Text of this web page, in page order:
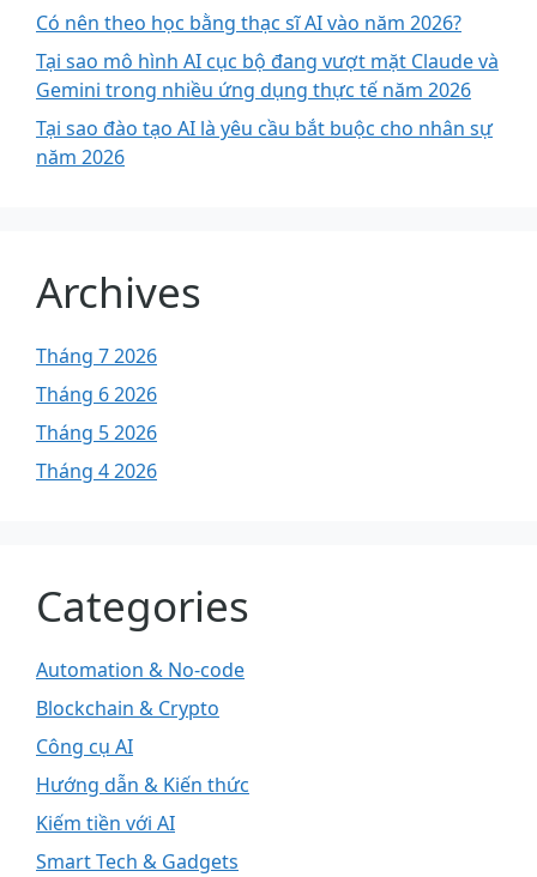
Có nên theo học bằng thạc sĩ AI vào năm 2026?
Tại sao mô hình AI cục bộ đang vượt mặt Claude và
Gemini trong nhiều ứng dụng thực tế năm 2026
Tại sao đào tạo AI là yêu cầu bắt buộc cho nhân sự
năm 2026
Archives
Tháng 7 2026
Tháng 6 2026
Tháng 5 2026
Tháng 4 2026
Categories
Automation & No-code
Blockchain & Crypto
Công cụ AI
Hướng dẫn & Kiến thức
Kiếm tiền với AI
Smart Tech & Gadgets